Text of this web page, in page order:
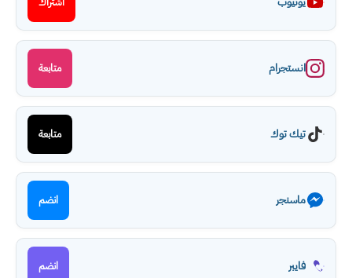
انستجرام متابعة
تيك توك متابعة
ماسنجر انضم
فايبر انضم